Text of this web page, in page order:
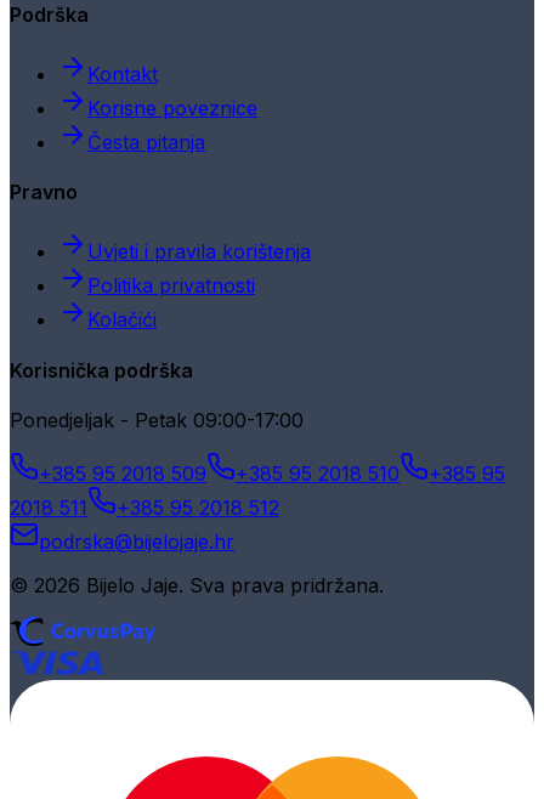
Podrška
Kontakt
Korisne poveznice
Česta pitanja
Pravno
Uvjeti i pravila korištenja
Politika privatnosti
Kolačići
Korisnička podrška
Ponedjeljak - Petak 09:00-17:00
+385 95 2018 509 +385 95 2018 510
+385 95
2018 511
+385 95 2018 512
podrska@bijelojaje.hr
© 2026 Bijelo Jaje. Sva prava pridržana.